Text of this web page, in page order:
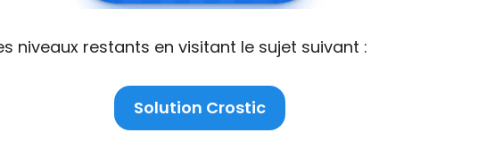
niveaux restants en visitant le sujet suivant :
Solution Crostic